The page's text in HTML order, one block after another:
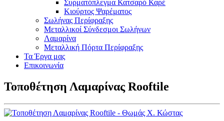
Συρματόπλεγμα Κατσαρό Καρέ
Κιούρτος Ψαρέματος
Σωλήνας Περίφραξης
Μεταλλικοί Σύνδεσμοι Σωλήνων
Λαμαρίνα
Μεταλλική Πόρτα Περίφραξης
Τα Έργα μας
Επικοινωνία
Τοποθέτηση Λαμαρίνας Rooftile